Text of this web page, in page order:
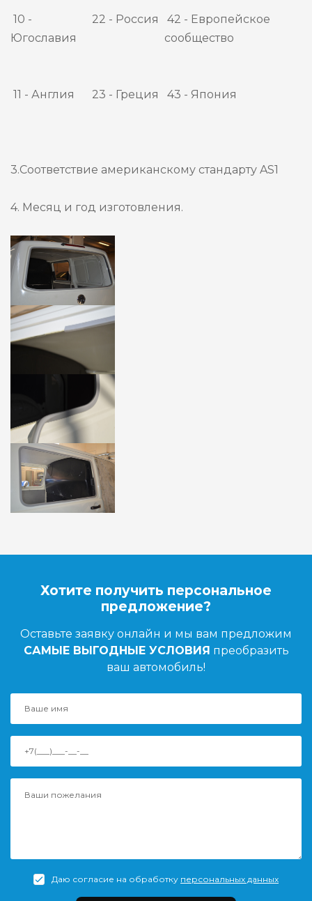
10 -
Югославия
22 - Россия
42 - Европейское
сообщество
11 - Англия 23 - Греция 43 - Япония
3.Соответствие американскому стандарту AS1
4. Месяц и год изготовления.
Хотите получить персональное
предложение?
Оставьте заявку онлайн и мы вам предложим
САМЫЕ ВЫГОДНЫЕ УСЛОВИЯ преобразить
ваш автомобиль!
Даю согласие на обработку персональных данных